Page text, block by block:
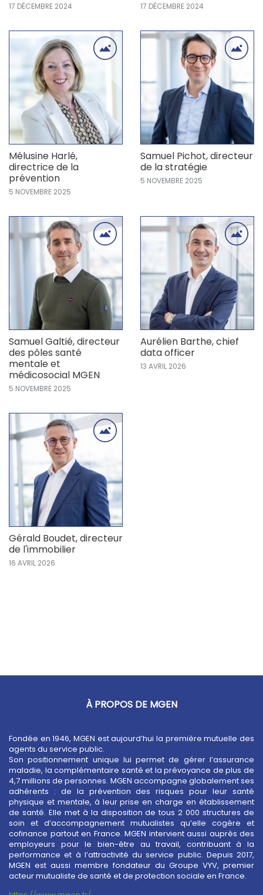
17 DÉCEMBRE 2024 17 DÉCEMBRE 2024
Mélusine Harlé,
directrice de la
prévention
5 NOVEMBRE 2025
Samuel Pichot, directeur
de la stratégie
5 NOVEMBRE 2025
Samuel Galtié, directeur
des pôles santé
mentale et
médicosocial MGEN
5 NOVEMBRE 2025
Aurélien Barthe, chief
data officer
13 AVRIL 2026
Gérald Boudet, directeur
de l'immobilier
16 AVRIL 2026
À PROPOS DE MGEN
Fondée en 1946, MGEN est aujourd’hui la première mutuelle des
agents du service public.
Son positionnement unique lui permet de gérer l’assurance
maladie, la complémentaire santé et la prévoyance de plus de
4,7 millions de personnes. MGEN accompagne globalement ses
adhérents : de la prévention des risques pour leur santé
physique et mentale, à leur prise en charge en établissement
de santé. Elle met à la disposition de tous 2 000 structures de
soin et d’accompagnement mutualistes qu’elle cogère et
cofinance partout en France. MGEN intervient aussi auprès des
employeurs pour le bien-être au travail, contribuant à la
performance et à l’attractivité du service public. Depuis 2017,
MGEN est aussi membre fondateur du Groupe VYV, premier
acteur mutualiste de santé et de protection sociale en France.